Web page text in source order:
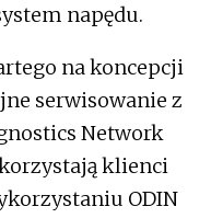
napędu.
na koncepcji
serwisowanie z
Network
klienci
ODIN